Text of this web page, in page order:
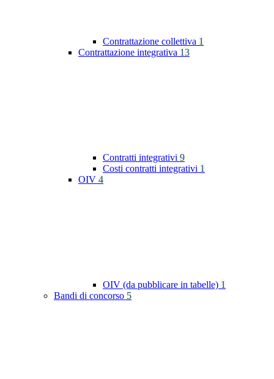
Contrattazione collettiva 1
Contrattazione integrativa 13
Contratti integrativi 9
Costi contratti integrativi 1
OIV 4
OIV (da pubblicare in tabelle) 1
Bandi di concorso 5